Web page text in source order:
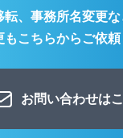
転、事務所名変更
もこちらからご依頼
お問い合わせは